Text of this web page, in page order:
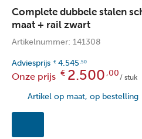
Complete dubbele stalen
maat + rail zwart
Artikelnummer: 141308
Adviesprijs € 4.545 ,50
Onze prijs € 2.500 ,00
/ stuk
Artikel op maat, op bestelling